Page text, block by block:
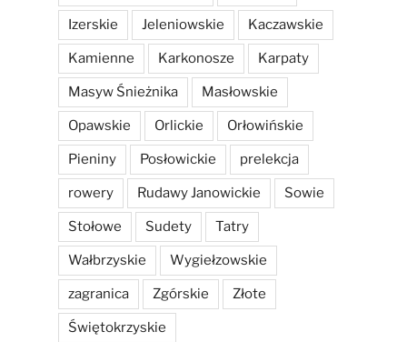
Izerskie Jeleniowskie Kaczawskie
Kamienne Karkonosze Karpaty
Masyw Śnieżnika Masłowskie
Opawskie Orlickie Orłowińskie
Pieniny Posłowickie prelekcja
rowery Rudawy Janowickie Sowie
Stołowe Sudety Tatry
Wałbrzyskie Wygiełzowskie
zagranica Zgórskie Złote
Świętokrzyskie